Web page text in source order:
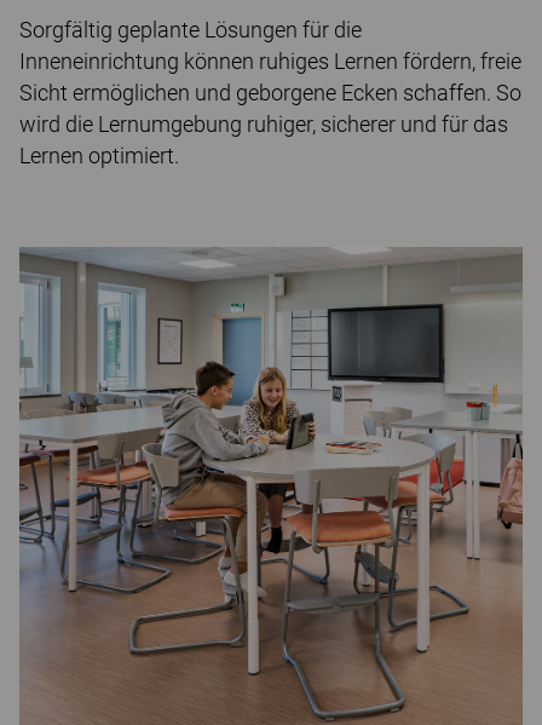
Sorgfältig geplante Lösungen für die
Inneneinrichtung können ruhiges Lernen fördern, freie
Sicht ermöglichen und geborgene Ecken schaffen. So
wird die Lernumgebung ruhiger, sicherer und für das
Lernen optimiert.